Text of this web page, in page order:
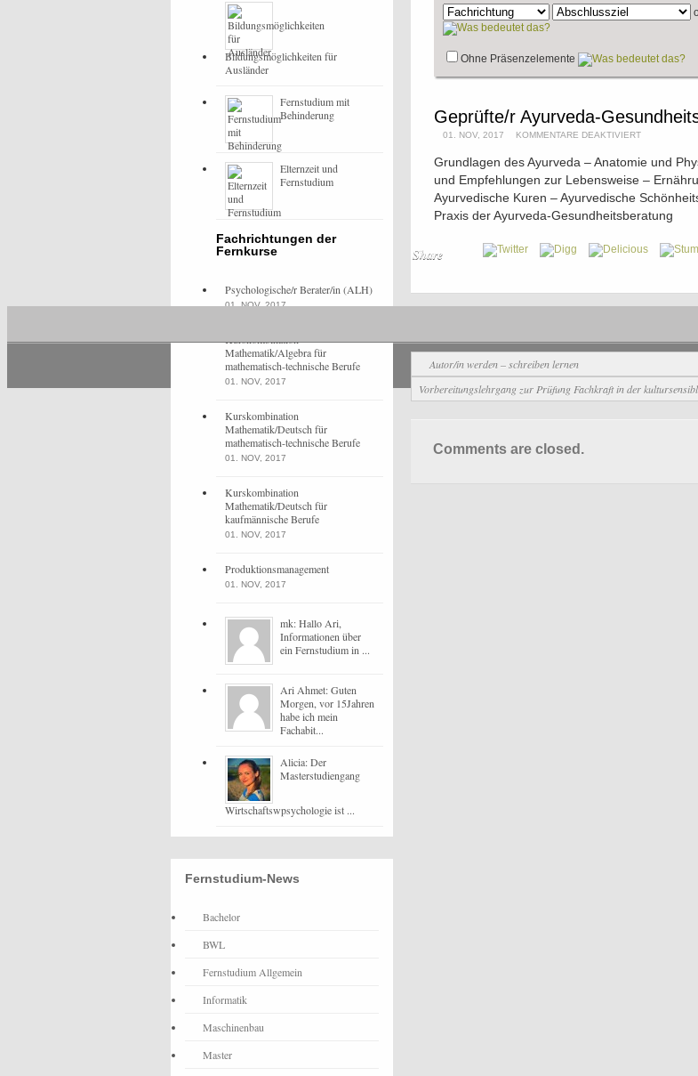
Ohne Präsenzelemente
Geprüfte/r Ayurveda-
01. NOV, 2017 KOMMENTARE DEAKTIVIERT
Grundlagen des Ayurveda – Anatomie und
und Empfehlungen zur Lebensweise –
Ayurvedische Kuren – Ayurvedische
Praxis der Ayurveda-Gesundheitsberatung
Share
Autor/in werden – schreiben lernen
Vorbereitungslehrgang zur Prüfung Fachkraft in der
Comments are closed.
Bildungsmöglichkeiten für
Ausländer
Fernstudium mit
Behinderung
Elternzeit und
Fernstudium
Fachrichtungen der
Fernkurse
Psychologische/r Berater/in (ALH)
01. NOV, 2017
Kurskombination
Mathematik/Algebra für
mathematisch-technische Berufe
01. NOV, 2017
Kurskombination
Mathematik/Deutsch für
mathematisch-technische Berufe
01. NOV, 2017
Kurskombination
Mathematik/Deutsch für
kaufmännische Berufe
01. NOV, 2017
Produktionsmanagement
01. NOV, 2017
mk: Hallo Ari,
Informationen über
ein Fernstudium in ...
Ari Ahmet: Guten
Morgen, vor 15Jahren
habe ich mein
Fachabit...
Alicia: Der
Masterstudiengang
Wirtschaftswpsychologie ist ...
Fernstudium-News
Bachelor
BWL
Fernstudium Allgemein
Informatik
Maschinenbau
Master